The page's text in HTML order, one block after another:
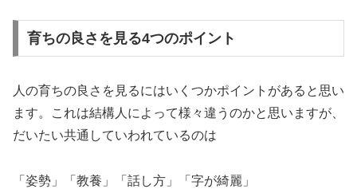
育ちの良さを見る4つのポイント
人の育ちの良さを見るにはいくつかポイントがあると思い
ます。これは結構人によって様々違うのかと思いますが、
だいたい共通していわれているのは
「姿勢」「教養」「話し方」「字が綺麗」